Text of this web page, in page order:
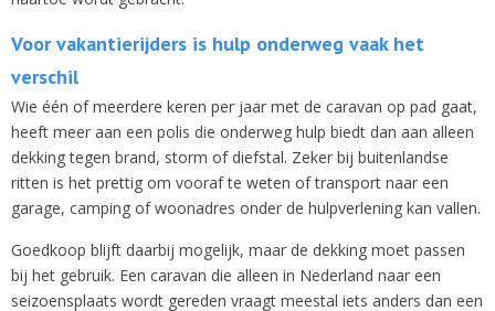
Voor vakantierijders is hulp onderweg vaak het
verschil
Wie één of meerdere keren per jaar met de caravan op pad gaat,
heeft meer aan een polis die onderweg hulp biedt dan aan alleen
dekking tegen brand, storm of diefstal. Zeker bij buitenlandse
ritten is het prettig om vooraf te weten of transport naar een
garage, camping of woonadres onder de hulpverlening kan vallen.
Goedkoop blijft daarbij mogelijk, maar de dekking moet passen
bij het gebruik. Een caravan die alleen in Nederland naar een
seizoensplaats wordt gereden vraagt meestal iets anders dan een